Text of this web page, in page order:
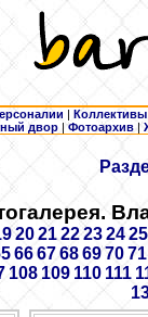
| Коллективы
двор |Фотоархив |
20 21 22 23 24 25
66 67 68 6970 71
108 109 110 111